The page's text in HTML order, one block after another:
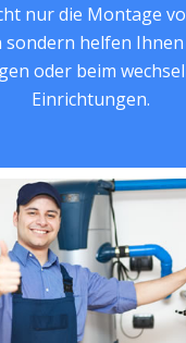
nur die Montage
sondern helfen
oder beim
Einrichtungen.